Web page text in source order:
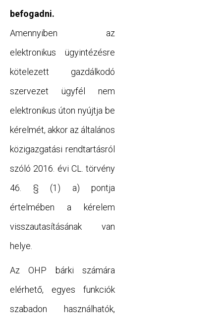
befogadni.
Amennyiben az
elektronikus ügyintézésre
kötelezett gazdálkodó
szervezet ügyfél nem
elektronikus úton nyújtja be
kérelmét, akkor az általános
közigazgatási rendtartásról
szóló 2016. évi CL. törvény
46. § (1) a) pontja
értelmében a kérelem
visszautasításának van
helye.
Az OHP bárki számára
elérhető, egyes funkciók
szabadon használhatók,